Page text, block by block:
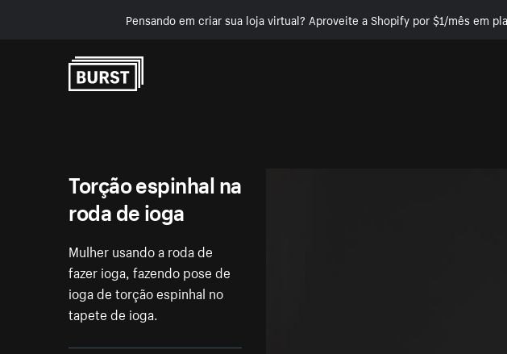
Pensando em criar sua loja virtual? Aproveite a Shopify por $1/mês em
Torção espinhal na
roda de ioga
Mulher usando a roda de
fazer ioga, fazendo pose de
ioga de torção espinhal no
tapete de ioga.